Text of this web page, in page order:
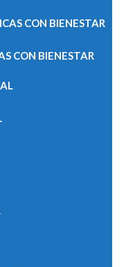
CON BIENESTAR